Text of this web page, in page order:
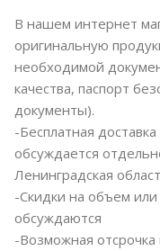
В нашем интернет
оригинальную
необходимой
качества, паспорт
документы).
-Бесплатная
обсуждается
Ленинградская
-Скидки на объем
обсуждаются
-Возможная